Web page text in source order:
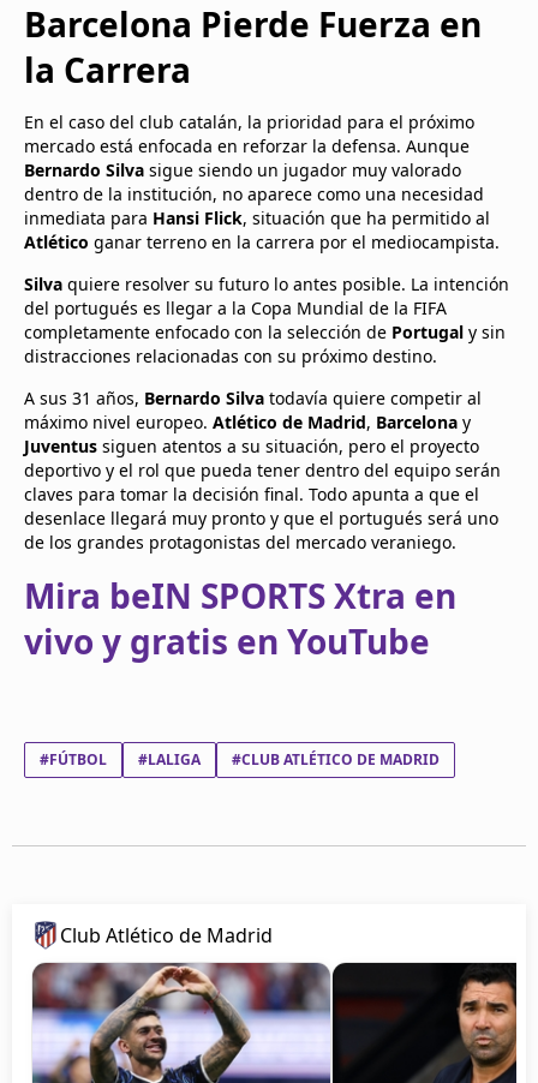
Barcelona Pierde Fuerza en
la Carrera
En el caso del club catalán, la prioridad para el próximo
mercado está enfocada en reforzar la defensa. Aunque
Bernardo Silva sigue siendo un jugador muy valorado
dentro de la institución, no aparece como una necesidad
inmediata para Hansi Flick, situación que ha permitido al
Atlético ganar terreno en la carrera por el mediocampista.
Silva quiere resolver su futuro lo antes posible. La intención
del portugués es llegar a la Copa Mundial de la FIFA
completamente enfocado con la selección de Portugal y sin
distracciones relacionadas con su próximo destino.
A sus 31 años, Bernardo Silva todavía quiere competir al
máximo nivel europeo. Atlético de Madrid, Barcelona y
Juventus siguen atentos a su situación, pero el proyecto
deportivo y el rol que pueda tener dentro del equipo serán
claves para tomar la decisión final. Todo apunta a que el
desenlace llegará muy pronto y que el portugués será uno
de los grandes protagonistas del mercado veraniego.
Mira beIN SPORTS Xtra en
vivo y gratis en YouTube
#FÚTBOL #LALIGA #CLUB ATLÉTICO DE MADRID
Club Atlético de Madrid